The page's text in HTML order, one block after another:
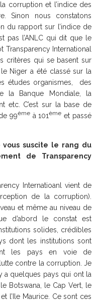
corruption et l’indice des
Sinon nous constatons
du rapport sur l’indice de
pas l’ANLC qui dit que le
Transparency International
critères qui se basent sur
Niger a été classé sur la
études organismes, des
la Banque Mondiale, la
etc. C’est sur la base de
99èmeà 101ème et passé
suscite le rang du
de Transparency
Internatioanl vient de
de la corruption).
et même au niveau de
d’abord le constat est
solides, crédibles
dont les institutions sont
les pays en voie de
contre la corruption. Je
a quelques pays qui ont la
le Botswana, le Cap Vert, le
l’Ile Maurice. Ce sont ces